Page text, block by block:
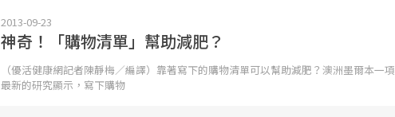
2013-09-23
神奇！「購物清單」幫助減肥？
（優活健康網記者陳靜梅／編譯）靠著寫下的購物清單可以幫助減肥？澳洲墨爾本一項
最新的研究顯示，寫下購物